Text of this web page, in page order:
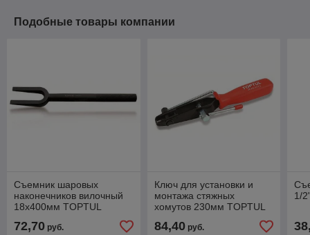
Подобные товары компании
Съемник шаровых
наконечников вилочный
18х400мм TOPTUL
72,70 руб.
Ключ для установки и
монтажа стяжных
хомутов 230мм TOPTUL
84,40руб.
1/